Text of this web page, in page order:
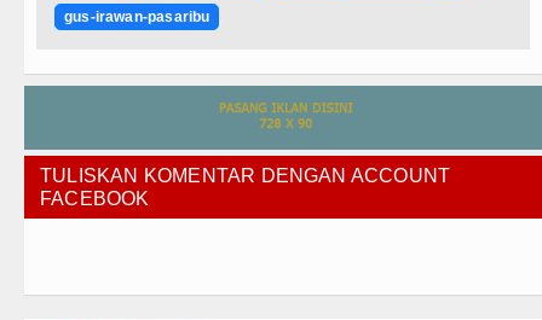
gus-irawan-pasaribu
TULISKAN KOMENTAR DENGAN ACCOUNT
FACEBOOK